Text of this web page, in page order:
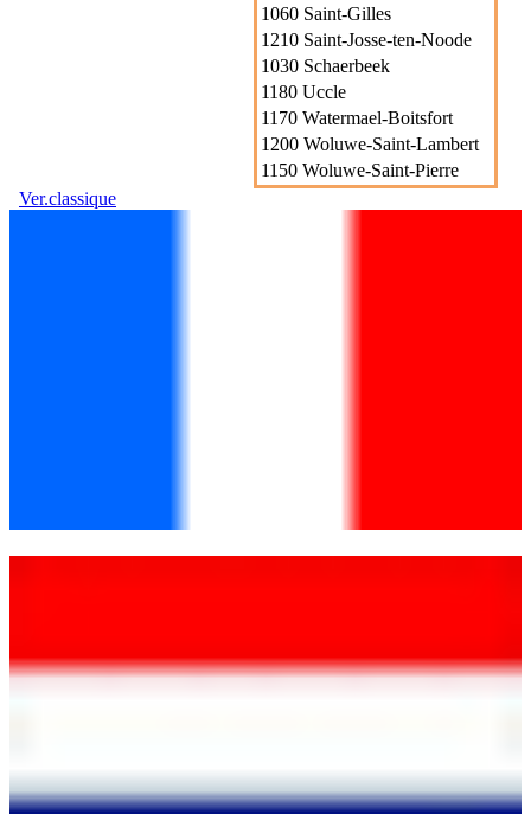
1060 Saint-Gilles
1210 Saint-Josse-ten-Noode
1030 Schaerbeek
1180 Uccle
1170 Watermael-Boitsfort
1200 Woluwe-Saint-Lambert
1150 Woluwe-Saint-Pierre
Ver.classique